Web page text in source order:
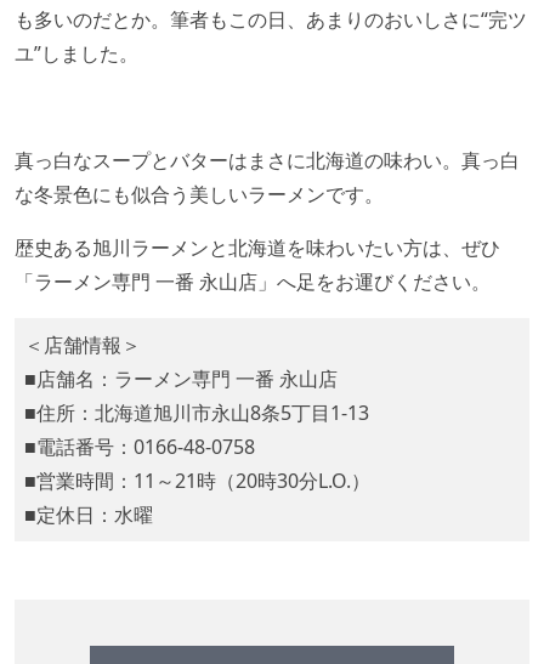
も多いのだとか。筆者もこの日、あまりのおいしさに“完ツ
ユ”しました。
真っ白なスープとバターはまさに北海道の味わい。真っ白
な冬景色にも似合う美しいラーメンです。
歴史ある旭川ラーメンと北海道を味わいたい方は、ぜひ
「ラーメン専門 一番 永山店」へ足をお運びください。
＜店舗情報＞
■店舗名：ラーメン専門 一番 永山店
■住所：北海道旭川市永山8条5丁目1-13
■電話番号：0166-48-0758
■営業時間：11～21時（20時30分L.O.）
■定休日：水曜